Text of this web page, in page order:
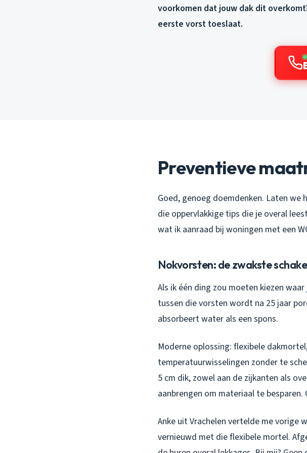
voorkomen dat jouw dak dit
eerste vorst toeslaat.
Preventieve
Goed, genoeg doemdenken. Laten we
die oppervlakkige tips die je overal
wat ik aanraad bij woningen met een
Nokvorsten: de zwakste
Als ik één ding zou moeten kiezen
tussen die vorsten wordt na 25 jaar
absorbeert water als een spons.
Moderne oplossing: flexibele
temperatuurwisselingen zonder te
5 cm dik, zowel aan de zijkanten als
aanbrengen om materiaal te
Anke uit Vrachelen vertelde me vorige
vernieuwd met die flexibele mortel.